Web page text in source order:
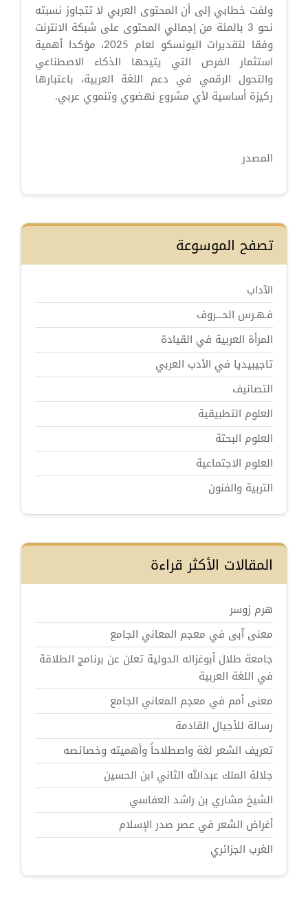
ولفت خطابي إلى أن المحتوى العربي لا تتجاوز نسبته
نحو 3 بالمئة من إجمالي المحتوى على شبكة الانترنت
وفقا لتقديرات اليونسكو لعام 2025، مؤكدا أهمية
استثمار الفرص التي يتيحها الذكاء الاصطناعي
والتحول الرقمي في دعم اللغة العربية، باعتبارها
ركيزة أساسية لأي مشروع نهضوي وتنموي عربي.
المصدر
تصفح الموسوعة
الآداب
فـهـرس الحـــروف
المرأة العربية في القيادة
تاجيبيديا في الأدب العربي
التصانيف
العلوم التطبيقية
العلوم البحتة
العلوم الاجتماعية
التربية والفنون
المقالات الأكثر قراءة
هرم زوسر
معنى آبى في معجم المعاني الجامع
جامعة طلال أبوغزاله الدولية تعلن عن برنامج الطلاقة
في اللغة العربية
معنى أمم في معجم المعاني الجامع
رسالة للأجيال القادمة
تعريف الشعر لغة واصطلاحاً وأهميته وخصائصه
جلالة الملك عبدالله الثاني ابن الحسين
الشيخ مشاري بن راشد العفاسي
أغراض الشعر في عصر صدر الإسلام
الغرب الجزائري